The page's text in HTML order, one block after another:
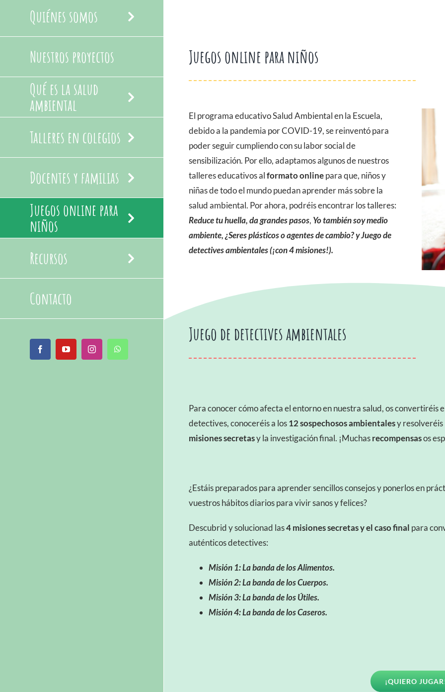
Quiénes somos
Nuestros proyectos
Qué es la salud
ambiental
Talleres en colegios
Docentes y familias
Juegos online para
niños
Recursos
Contacto
FacebookYouTubeInstagramWhatsApp
Juegos online para niños
El programa educativo Salud Ambiental en la Escuela,
debido a la pandemia por COVID-19, se reinventó para
poder seguir cumpliendo con su labor social de
sensibilización. Por ello, adaptamos algunos de nuestros
talleres educativos alformato onlinepara que, niños y
niñas de todo el mundo puedan aprender más sobre la
salud ambiental. Por ahora, podréis encontrar los talleres:
Reduce tu huella, da grandes pasos, Yo también soy medio
ambiente,¿Seres plásticos o agentes de cambio? y Juego de
detectives ambientales (¡con 4 misiones!).
Juego de detectives ambientales
Para conocer cómo afecta el entorno en nuestra salud, os convertiréis
detectives, conoceréis a los12 sospechosos ambientalesy resolveréis
misiones secretasy la investigación final. ¡Muchasrecompensasos
¿Estáis preparados para aprender sencillos consejos y ponerlos en
vuestros hábitos diarios para vivir sanos y felices?
Descubrid y solucionad las4 misiones secretas y el caso final para
auténticos detectives:
Misión 1: La banda de los Alimentos.
Misión 2: La banda de los Cuerpos.
Misión 3: La banda de los Útiles.
Misión 4: La banda de los Caseros.
¡QUIERO